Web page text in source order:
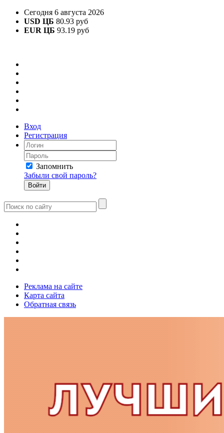
Сегодня 6 августа 2026
USD ЦБ 80.93 руб
EUR ЦБ 93.19 руб
Вход
Регистрация
Запомнить
Забыли свой пароль?
Реклама на сайте
Карта сайта
Обратная связь